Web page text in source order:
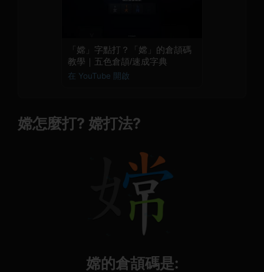
「嫦」字點打？「嫦」的倉頡碼
教學｜五色倉頡/速成字典
在 YouTube 開啟
嫦怎麼打? 嫦打法?
嫦的倉頡碼是: